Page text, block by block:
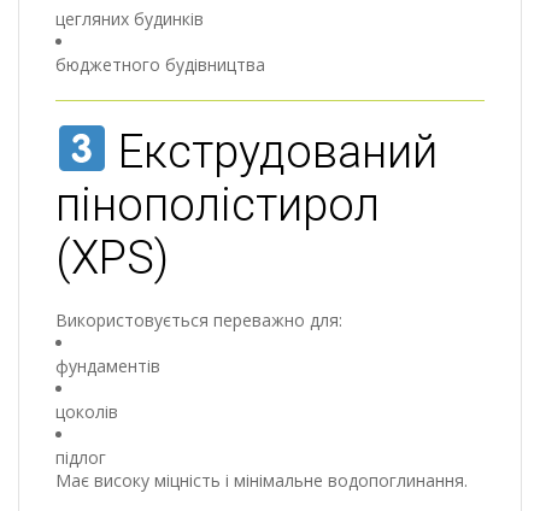
цегляних будинків
бюджетного будівництва
Екструдований
пінополістирол
(XPS)
Використовується переважно для:
фундаментів
цоколів
підлог
Має високу міцність і мінімальне водопоглинання.